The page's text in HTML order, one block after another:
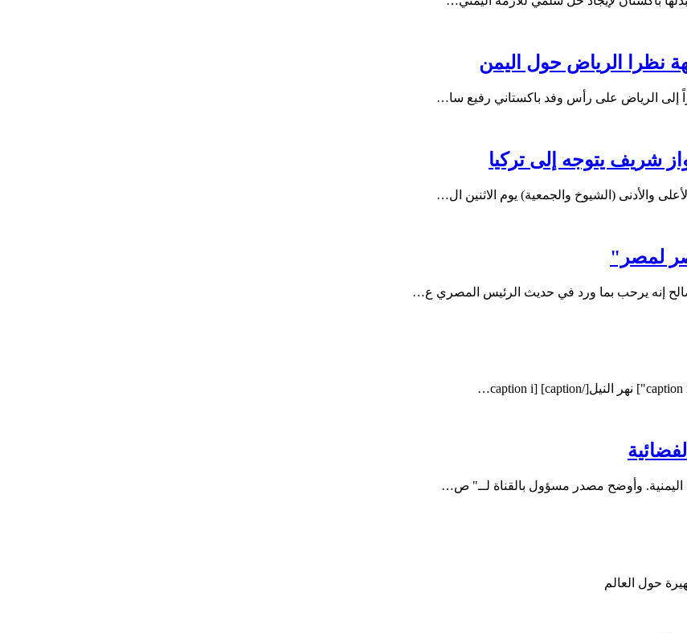
نظرا الرياض حول اليمن
إلى الرياض على رأس وفد باكستاني رفيع سا…
شريف يتوجه إلى تركيا
والأدنى (الشيوخ والجمعية) يوم الاثنين ال…
لمصر"
إنه يرحب بما ورد في حديث الرئيس المصري ع…
اليمنية. وأوضح مصدر مسؤول بالقناة لــ" ص…
حول العالم